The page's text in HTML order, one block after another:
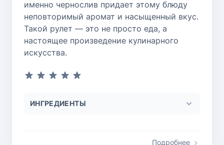
именно чернослив придает этому блюду
неповторимый аромат и насыщенный вкус.
Такой рулет — это не просто еда, а
настоящее произведение кулинарного
искусства.
ИНГРЕДИЕНТЫ
Подробнее